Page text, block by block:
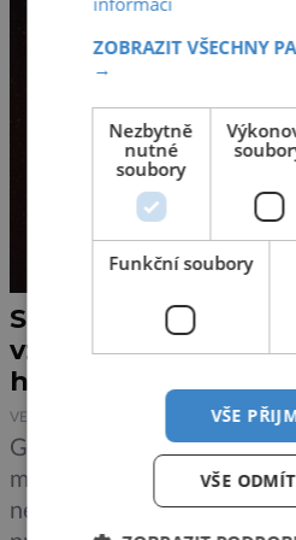
Supermasivní černá
vzdálené galaxii
hvězdná
VESMÍR
Galaxie GS-9209 se
miliard světelných let od
nejvzdálenějších galaxií,
ZOBRAZIT VŠECHNY
→
Nezbytně
nutné
soubory
Funkční soubory
VŠE
VŠE